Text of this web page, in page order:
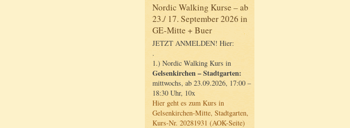
Nordic Walking Kurse – ab
23./ 17. September 2026 in
GE-Mitte + Buer
JETZT ANMELDEN! Hier:
.
1.) Nordic Walking Kurs in
Gelsenkirchen – Stadtgarten:
mittwochs, ab 23.09.2026, 17:00 –
18:30 Uhr, 10x
Hier geht es zum Kurs in
Gelsenkirchen-Mitte, Stadtgarten,
Kurs-Nr. 20281931 (AOK-Seite)